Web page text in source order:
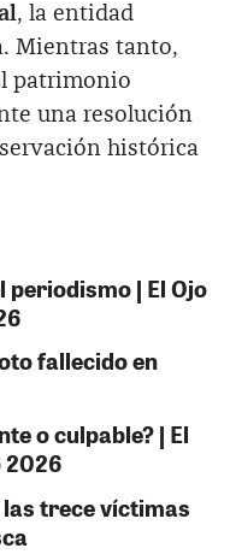
, la entidad
Mientras tanto,
patrimonio
una resolución
histórica
periodismo | El Ojo
fallecido en
o culpable? | El
2026
trece víctimas